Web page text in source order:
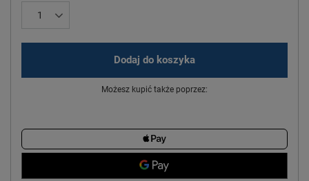
Dodaj do koszyka
Możesz kupić także poprzez: